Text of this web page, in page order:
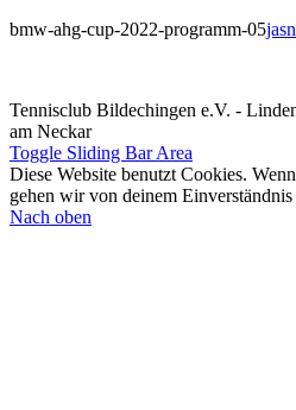
bmw-ahg-cup-2022-programm-05
Tennisclub Bildechingen e.V. -
am Neckar
Toggle Sliding Bar Area
Diese Website benutzt Cookies.
gehen wir von deinem Einverständnis
Nach oben